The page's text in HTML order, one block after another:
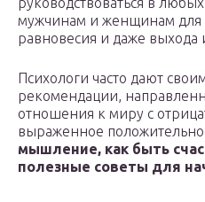
мужчинам и женщинам для
равновесия и даже выхода
Психологи часто дают
рекомендации,
отношения к миру с
выраженное
мышление, как быть
полезные советы для